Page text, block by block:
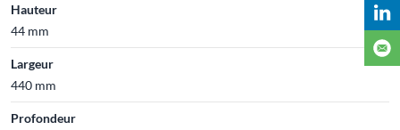
Hauteur
44 mm
Largeur
440 mm
Profondeur